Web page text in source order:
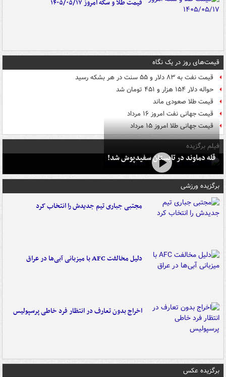
قیمت طلا و سکه امروز ۱۴۰۵/۰۵/۱۷
قیمت‌های روز در یک نگاه
قیمت نفت به ۸۳ دلار و ۵۵ سنت در هر بشکه رسید
حواله دلار ۱۵۴ هزار و ۴۵۱ تومان شد
قیمت طلا صعودی ماند
قیمت جهانی نفت امروز ۱۶ مرداد
قیمت جهانی طلا امروز ۱۵ مرداد
فیلم برگزیده
قله دماوند در تابستان سفیدپوش شد!
برگزیده ورزشی
مجتبی جباری تیم جدیدش را انتخاب کرد
دلیل مخالفت AFC با میزبانی آبی‌ها در عراق
اخراج بدون تعارف در انتظار فرد خاطی پرسپولیس
برگزیده عکس